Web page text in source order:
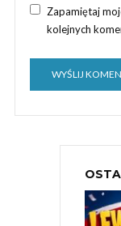
Zapamiętaj
kolejnych